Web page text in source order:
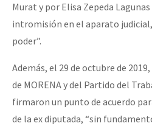
Murat y por Elisa Zepeda
intromisión en el aparato judicial,
poder”.
Además, el 29 de octubre de
de MORENA y del Partido del
firmaron un punto de acuerdo
de la ex diputada, “sin